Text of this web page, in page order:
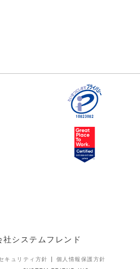
社システムフレンド
キュリティ方針
個人情報保護方針